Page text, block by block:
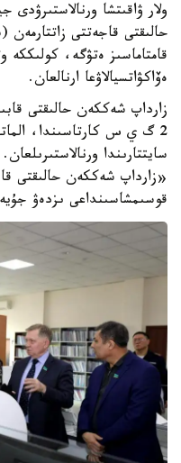
ولار ۋاقىتشا
حالىقتى قاجەتتى
قامتاماسىز ەتۋگە، كولىككە
ەۆاكۋاتسيالاۋعا ارنالعان.
زارداپ شەككەن حالىقتى
2 گ ي س كارتاسىندا،
سايتتارىندا
«زارداپ شەككەن حالىقتى
قوسىمشاسىنداعى ىزدەۋ